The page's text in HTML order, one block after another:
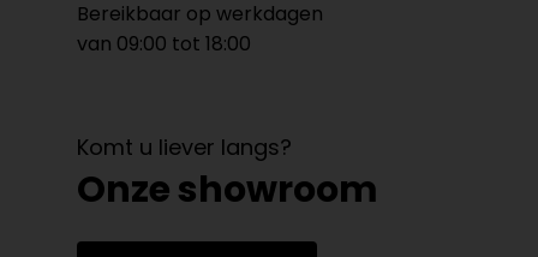
Bereikbaar op werkdagen
van 09:00 tot 18:00
Komt u liever langs?
Onze showroom